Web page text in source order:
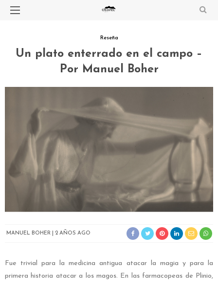
Reseña
Un plato enterrado en el campo –
Por Manuel Boher
MANUEL BOHER 2 AÑOS AGO
Fue trivial para la medicina antigua atacar la magia y para la
primera historia atacar a los magos. En las farmacopeas de Plinio,